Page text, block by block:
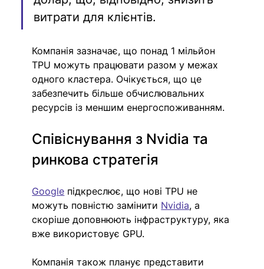
витрати для клієнтів.
Компанія зазначає, що понад 1 мільйон
TPU можуть працювати разом у межах
одного кластера. Очікується, що це
забезпечить більше обчислювальних
ресурсів із меншим енергоспоживанням.
Співіснування з Nvidia та
ринкова стратегія
Google підкреслює, що нові TPU не
можуть повністю замінити Nvidia, а
скоріше доповнюють інфраструктуру, яка
вже використовує GPU.
Компанія також планує представити